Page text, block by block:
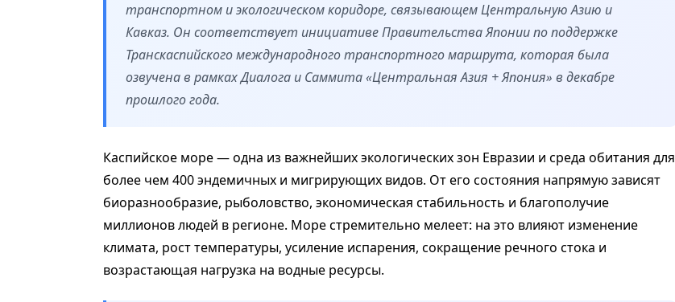
транспортном и экологическом коридоре, связывающем Центральную Азию и
Кавказ. Он соответствует инициативе Правительства Японии по поддержке
Транскаспийского международного транспортного маршрута, которая была
озвучена в рамках Диалога и Саммита «Центральная Азия + Япония» в декабре
прошлого года.
Каспийское море — одна из важнейших экологических зон Евразии и среда обитания для
более чем 400 эндемичных и мигрирующих видов. От его состояния напрямую зависят
биоразнообразие, рыболовство, экономическая стабильность и благополучие
миллионов людей в регионе. Море стремительно мелеет: на это влияют изменение
климата, рост температуры, усиление испарения, сокращение речного стока и
возрастающая нагрузка на водные ресурсы.